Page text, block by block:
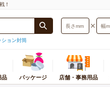
！
ション封筒
品 パッケージ 店舗・事務用品